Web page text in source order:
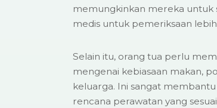
memungkinkan mereka untuk
medis untuk pemeriksaan
Selain itu, orang tua perlu
mengenai kebiasaan makan,
keluarga. Ini sangat
rencana perawatan yang